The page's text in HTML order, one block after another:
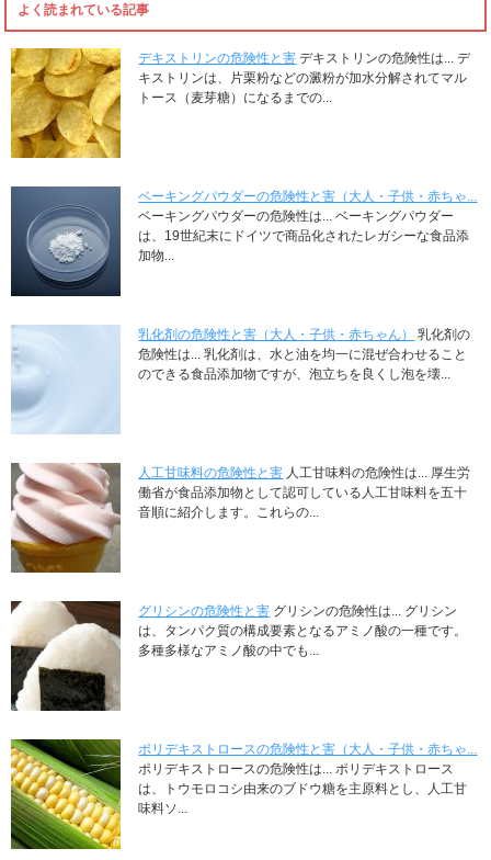
よく読まれている記事
デキストリンの危険性と害 デキストリンの危険性は... デ
キストリンは、片栗粉などの澱粉が加水分解されてマル
トース（麦芽糖）になるまでの...
ベーキングパウダーの危険性と害（大人・子供・赤ちゃ...
ベーキングパウダーの危険性は... ベーキングパウダー
は、19世紀末にドイツで商品化されたレガシーな食品添
加物...
乳化剤の危険性と害（大人・子供・赤ちゃん）
乳化剤の
危険性は... 乳化剤は、水と油を均一に混ぜ合わせること
のできる食品添加物ですが、泡立ちを良くし泡を壊...
人工甘味料の危険性と害 人工甘味料の危険性は... 厚生労
働省が食品添加物として認可している人工甘味料を五十
音順に紹介します。これらの...
グリシンの危険性と害 グリシンの危険性は... グリシン
は、タンパク質の構成要素となるアミノ酸の一種です。
多種多様なアミノ酸の中でも...
ポリデキストロースの危険性と害（大人・子供・赤ちゃ...
ポリデキストロースの危険性は... ポリデキストロース
は、トウモロコシ由来のブドウ糖を主原料とし、人工甘
味料ソ...